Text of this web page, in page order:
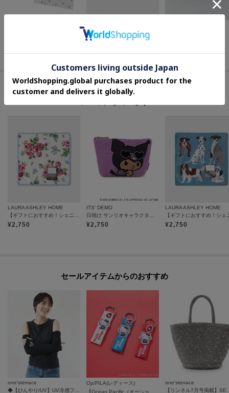
¥2,200
この商品を見た人はコチラの商品も
LAURA ASHLEY HOME
【ギフトにおすすめ！シェニール織】 バンチェッドロージズ ミニタオル
¥2,750
ITS' DEMO
日焼け サンリオキャラクターズ さがらポーチ
¥2,750
LAURA ASHLEY HOME
¥2,750
セールアイテムからのおすすめ
one'sterrace
Op/FILA(レディース)
one'sterrace